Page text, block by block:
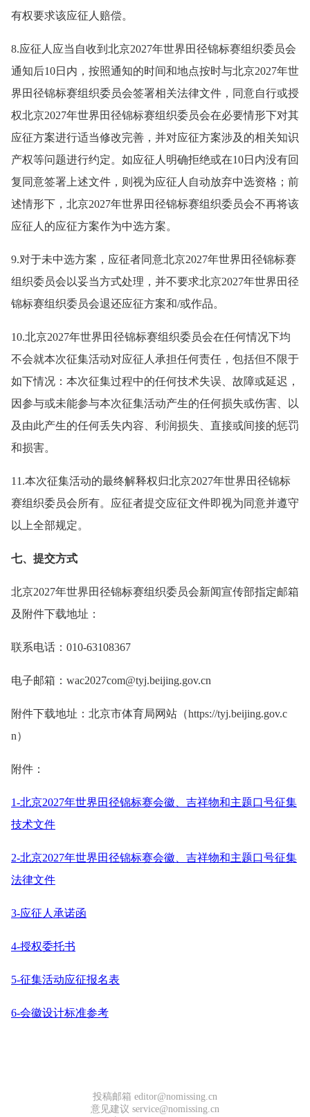
有权要求该应征人赔偿。
8.应征人应当自收到北京2027年世界田径锦标赛组织委员会
通知后10日内，按照通知的时间和地点按时与北京2027年世
界田径锦标赛组织委员会签署相关法律文件，同意自行或授
权北京2027年世界田径锦标赛组织委员会在必要情形下对其
应征方案进行适当修改完善，并对应征方案涉及的相关知识
产权等问题进行约定。如应征人明确拒绝或在10日内没有回
复同意签署上述文件，则视为应征人自动放弃中选资格；前
述情形下，北京2027年世界田径锦标赛组织委员会不再将该
应征人的应征方案作为中选方案。
9.对于未中选方案，应征者同意北京2027年世界田径锦标赛
组织委员会以妥当方式处理，并不要求北京2027年世界田径
锦标赛组织委员会退还应征方案和/或作品。
10.北京2027年世界田径锦标赛组织委员会在任何情况下均
不会就本次征集活动对应征人承担任何责任，包括但不限于
如下情况：本次征集过程中的任何技术失误、故障或延迟，
因参与或未能参与本次征集活动产生的任何损失或伤害、以
及由此产生的任何丢失内容、利润损失、直接或间接的惩罚
和损害。
11.本次征集活动的最终解释权归北京2027年世界田径锦标
赛组织委员会所有。应征者提交应征文件即视为同意并遵守
以上全部规定。
七、提交方式
北京2027年世界田径锦标赛组织委员会新闻宣传部指定邮箱
及附件下载地址：
联系电话：010-63108367
电子邮箱：wac2027com@tyj.beijing.gov.cn
附件下载地址：北京市体育局网站（https://tyj.beijing.gov.c
n）
附件：
1-北京2027年世界田径锦标赛会徽、吉祥物和主题口号征集
技术文件
2-北京2027年世界田径锦标赛会徽、吉祥物和主题口号征集
法律文件
3-应征人承诺函
4-授权委托书
5-征集活动应征报名表
6-会徽设计标准参考
投稿邮箱 editor@nomissing.cn
意见建议 service@nomissing.cn